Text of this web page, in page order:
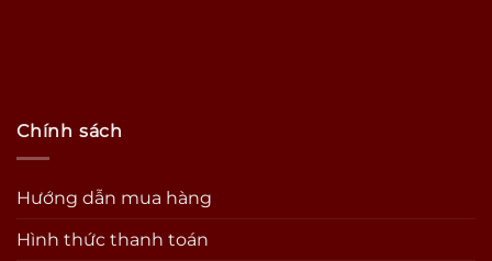
Chính sách
Hướng dẫn mua hàng
Hình thức thanh toán